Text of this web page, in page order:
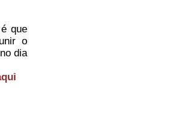
que
o
dia